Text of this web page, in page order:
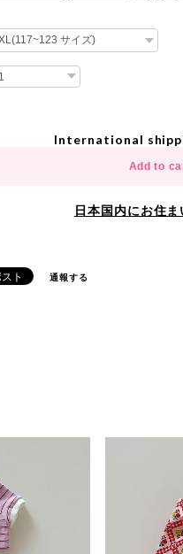
International
Add to
日本国内にお住
通報する